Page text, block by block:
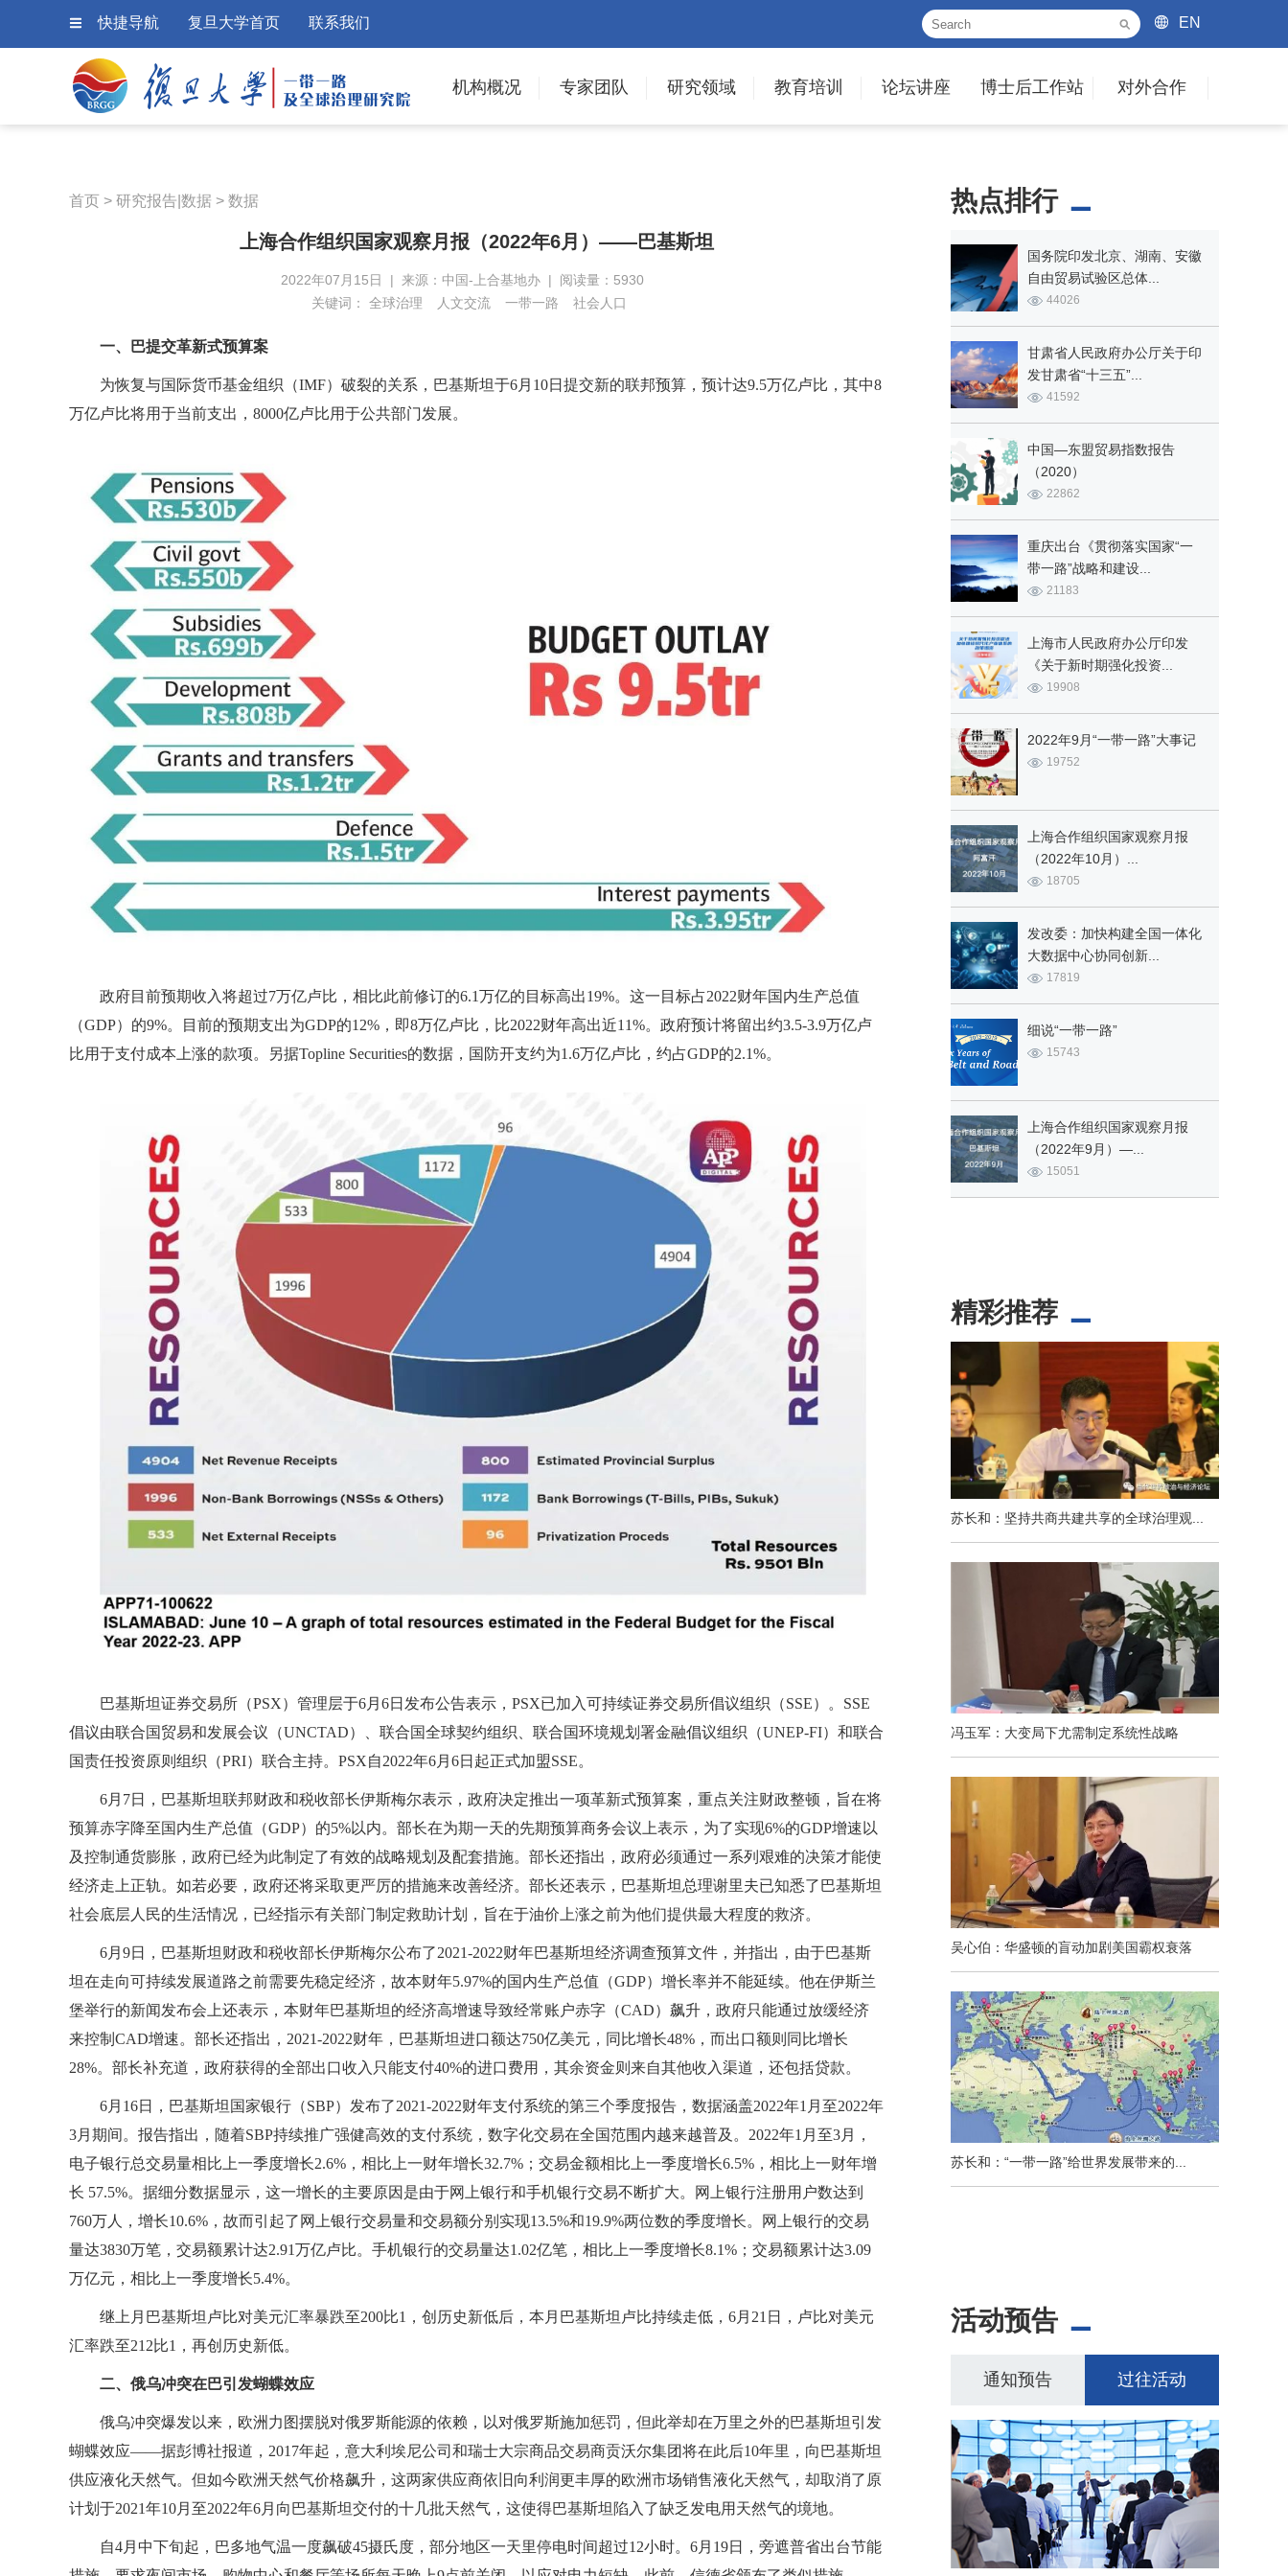
快捷导航 复旦大学首页 联系我们 EN
机构概况 专家团队 研究领域 教育培训 论坛讲座 博士后工作站 对外合作
首页 > 研究报告|数据 > 数据
上海合作组织国家观察月报（2022年6月）——巴基斯坦
2022年07月15日 | 来源：中国-上合基地办 | 阅读量：5930
关键词： 全球治理 人文交流 一带一路 社会人口
一、巴提交革新式预算案
为恢复与国际货币基金组织（IMF）破裂的关系，巴基斯坦于6月10日提交新的联邦预算，预计达9.5万亿卢比，其中8
万亿卢比将用于当前支出，8000亿卢比用于公共部门发展。
政府目前预期收入将超过7万亿卢比，相比此前修订的6.1万亿的目标高出19%。这一目标占2022财年国内生产总值
（GDP）的9%。目前的预期支出为GDP的12%，即8万亿卢比，比2022财年高出近11%。政府预计将留出约3.5-3.9万亿卢
比用于支付成本上涨的款项。另据Topline Securities的数据，国防开支约为1.6万亿卢比，约占GDP的2.1%。
巴基斯坦证券交易所（PSX）管理层于6月6日发布公告表示，PSX已加入可持续证券交易所倡议组织（SSE）。SSE
倡议由联合国贸易和发展会议（UNCTAD）、联合国全球契约组织、联合国环境规划署金融倡议组织（UNEP-FI）和联合
国责任投资原则组织（PRI）联合主持。PSX自2022年6月6日起正式加盟SSE。
6月7日，巴基斯坦联邦财政和税收部长伊斯梅尔表示，政府决定推出一项革新式预算案，重点关注财政整顿，旨在将
预算赤字降至国内生产总值（GDP）的5%以内。部长在为期一天的先期预算商务会议上表示，为了实现6%的GDP增速以
及控制通货膨胀，政府已经为此制定了有效的战略规划及配套措施。部长还指出，政府必须通过一系列艰难的决策才能使
经济走上正轨。如若必要，政府还将采取更严厉的措施来改善经济。部长还表示，巴基斯坦总理谢里夫已知悉了巴基斯坦
社会底层人民的生活情况，已经指示有关部门制定救助计划，旨在于油价上涨之前为他们提供最大程度的救济。
6月9日，巴基斯坦财政和税收部长伊斯梅尔公布了2021-2022财年巴基斯坦经济调查预算文件，并指出，由于巴基斯
坦在走向可持续发展道路之前需要先稳定经济，故本财年5.97%的国内生产总值（GDP）增长率并不能延续。他在伊斯兰
堡举行的新闻发布会上还表示，本财年巴基斯坦的经济高增速导致经常账户赤字（CAD）飙升，政府只能通过放缓经济
来控制CAD增速。部长还指出，2021-2022财年，巴基斯坦进口额达750亿美元，同比增长48%，而出口额则同比增长
28%。部长补充道，政府获得的全部出口收入只能支付40%的进口费用，其余资金则来自其他收入渠道，还包括贷款。
6月16日，巴基斯坦国家银行（SBP）发布了2021-2022财年支付系统的第三个季度报告，数据涵盖2022年1月至2022年
3月期间。报告指出，随着SBP持续推广强健高效的支付系统，数字化交易在全国范围内越来越普及。2022年1月至3月，
电子银行总交易量相比上一季度增长2.6%，相比上一财年增长32.7%；交易金额相比上一季度增长6.5%，相比上一财年增
长 57.5%。据细分数据显示，这一增长的主要原因是由于网上银行和手机银行交易不断扩大。网上银行注册用户数达到
760万人，增长10.6%，故而引起了网上银行交易量和交易额分别实现13.5%和19.9%两位数的季度增长。网上银行的交易
量达3830万笔，交易额累计达2.91万亿卢比。手机银行的交易量达1.02亿笔，相比上一季度增长8.1%；交易额累计达3.09
万亿元，相比上一季度增长5.4%。
继上月巴基斯坦卢比对美元汇率暴跌至200比1，创历史新低后，本月巴基斯坦卢比持续走低，6月21日，卢比对美元
汇率跌至212比1，再创历史新低。
二、俄乌冲突在巴引发蝴蝶效应
俄乌冲突爆发以来，欧洲力图摆脱对俄罗斯能源的依赖，以对俄罗斯施加惩罚，但此举却在万里之外的巴基斯坦引发
蝴蝶效应——据彭博社报道，2017年起，意大利埃尼公司和瑞士大宗商品交易商贡沃尔集团将在此后10年里，向巴基斯坦
供应液化天然气。但如今欧洲天然气价格飙升，这两家供应商依旧向利润更丰厚的欧洲市场销售液化天然气，却取消了原
计划于2021年10月至2022年6月向巴基斯坦交付的十几批天然气，这使得巴基斯坦陷入了缺乏发电用天然气的境地。
自4月中下旬起，巴多地气温一度飙破45摄氏度，部分地区一天里停电时间超过12小时。6月19日，旁遮普省出台节能
热点排行
国务院印发北京、湖南、安徽
自由贸易试验区总体...
44026
甘肃省人民政府办公厅关于印
发甘肃省“十三五”...
41592
中国—东盟贸易指数报告
（2020）
22862
重庆出台《贯彻落实国家“一
带一路”战略和建设...
21183
上海市人民政府办公厅印发
《关于新时期强化投资...
19908
2022年9月“一带一路”大事记
19752
上海合作组织国家观察月报
（2022年10月）...
18705
发改委：加快构建全国一体化
大数据中心协同创新...
17819
细说“一带一路”
15743
上海合作组织国家观察月报
（2022年9月）—...
15051
精彩推荐
苏长和：坚持共商共建共享的全球治理观...
冯玉军：大变局下尤需制定系统性战略
吴心伯：华盛顿的盲动加剧美国霸权衰落
苏长和：“一带一路”给世界发展带来的...
活动预告
通知预告 过往活动